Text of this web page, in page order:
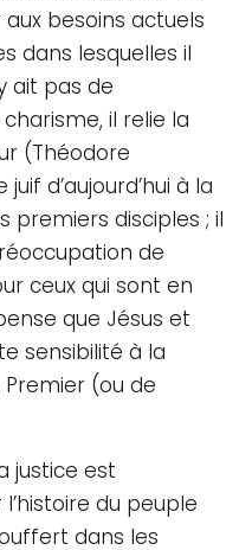
besoins actuels
dans lesquelles il
ait pas de
il relie la
(Théodore
d’aujourd’hui à la
premiers disciples ; il
de
ceux qui sont en
que Jésus et
sensibilité à la
(ou de
justice est
du peuple
dans les